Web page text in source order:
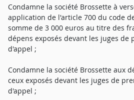
Condamne la société Brossette à
application de l'article 700 du code
somme de 3 000 euros au titre des
dépens exposés devant les juges de
d'appel ;
Condamne la société Brossette aux
ceux exposés devant les juges de
d'appel ;